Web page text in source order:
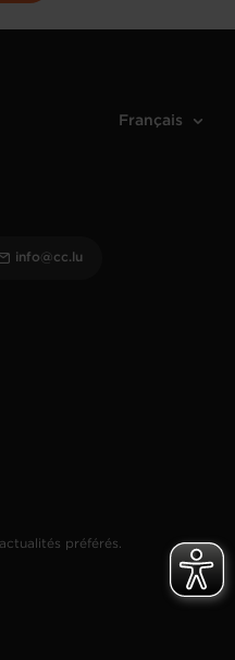
préférés.
info@cc.lu